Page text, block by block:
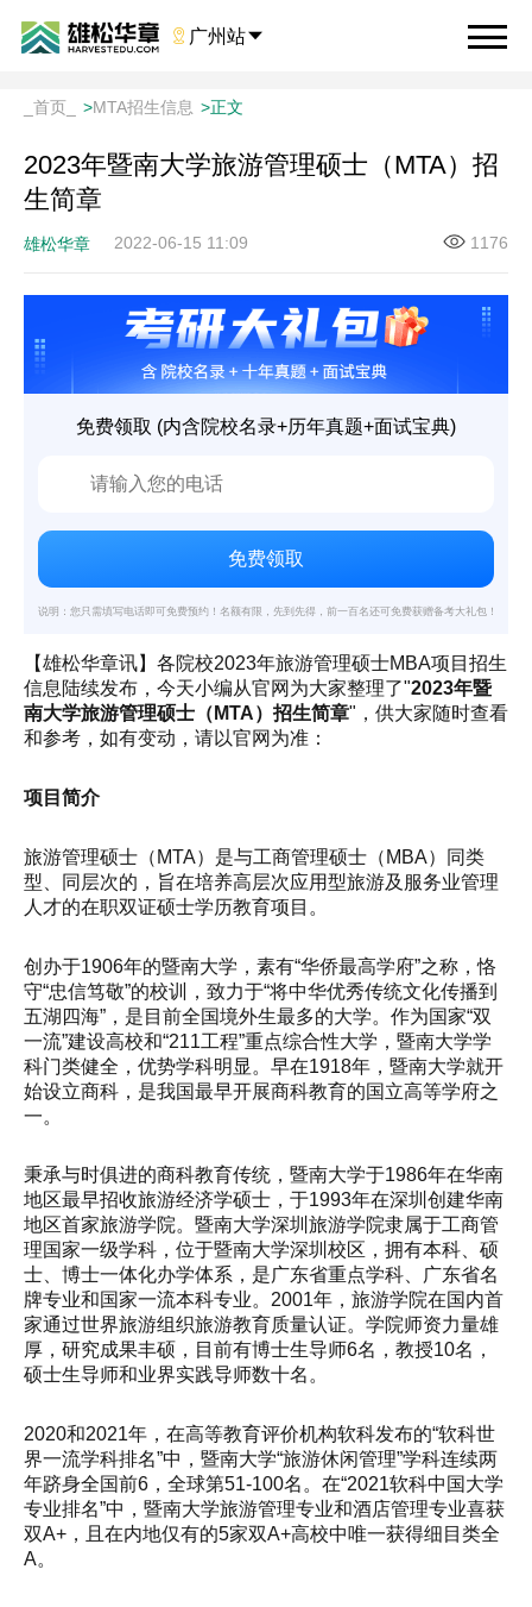
 广州站
_首页_ >MTA招生信息 >正文
2023年暨南大学旅游管理硕士（MTA）招
生简章
雄松华章 2022-06-15 11:09 1176
免费领取 (内含院校名录+历年真题+面试宝典)
说明：您只需填写电话即可免费预约！名额有限，先到先得，前一百名还可免费获赠备考大礼包！
【雄松华章讯】各院校2023年旅游管理硕士MBA项目招生
信息陆续发布，今天小编从官网为大家整理了"2023年暨
南大学旅游管理硕士（MTA）招生简章"，供大家随时查看
和参考，如有变动，请以官网为准：
项目简介
旅游管理硕士（MTA）是与工商管理硕士（MBA）同类
型、同层次的，旨在培养高层次应用型旅游及服务业管理
人才的在职双证硕士学历教育项目。
创办于1906年的暨南大学，素有“华侨最高学府”之称，恪
守“忠信笃敬”的校训，致力于“将中华优秀传统文化传播到
五湖四海”，是目前全国境外生最多的大学。作为国家“双
一流”建设高校和“211工程”重点综合性大学，暨南大学学
科门类健全，优势学科明显。早在1918年，暨南大学就开
始设立商科，是我国最早开展商科教育的国立高等学府之
一。
秉承与时俱进的商科教育传统，暨南大学于1986年在华南
地区最早招收旅游经济学硕士，于1993年在深圳创建华南
地区首家旅游学院。暨南大学深圳旅游学院隶属于工商管
理国家一级学科，位于暨南大学深圳校区，拥有本科、硕
士、博士一体化办学体系，是广东省重点学科、广东省名
牌专业和国家一流本科专业。2001年，旅游学院在国内首
家通过世界旅游组织旅游教育质量认证。学院师资力量雄
厚，研究成果丰硕，目前有博士生导师6名，教授10名，
硕士生导师和业界实践导师数十名。
2020和2021年，在高等教育评价机构软科发布的“软科世
界一流学科排名”中，暨南大学“旅游休闲管理”学科连续两
年跻身全国前6，全球第51-100名。在“2021软科中国大学
专业排名”中，暨南大学旅游管理专业和酒店管理专业喜获
双A+，且在内地仅有的5家双A+高校中唯一获得细目类全
A。